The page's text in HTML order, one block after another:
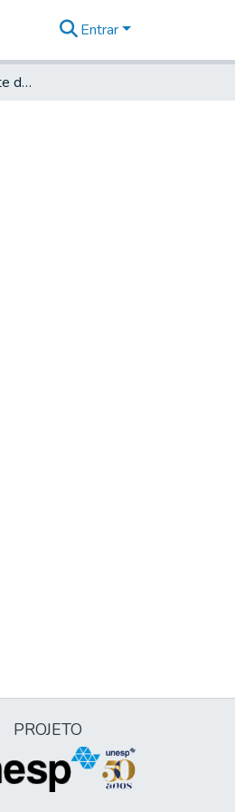
Entrar
Carta para o Comandante do registro de Ouro Fino
PROJETO